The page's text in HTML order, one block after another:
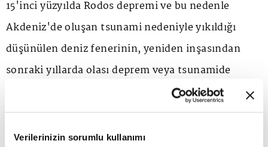
Verilerinizin sorumlu kullanımı
15'inci yüzyılda Rodos depremi ve bu nedenle
Akdeniz'de oluşan tsunami nedeniyle yıkıldığı
düşünülen deniz fenerinin, yeniden inşasından
sonraki yıllarda olası deprem veya tsunamide
yıkılmaması için de teknik rapor hazırlandı.
İstanbul Teknik Üniversitesi'nden (İTÜ) Dr. Cenk
Üstündağ tarafından hazırlanan rapor